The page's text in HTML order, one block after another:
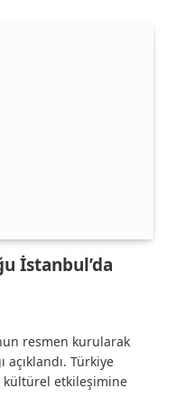
İstanbul’da
resmen kurularak
açıklandı. Türkiye
kültürel etkileşimine